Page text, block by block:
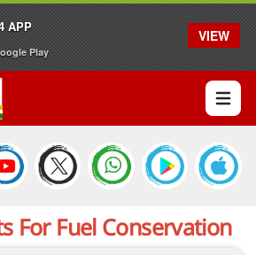
Open
For Fuel Conservation
APP
Play
VIEW